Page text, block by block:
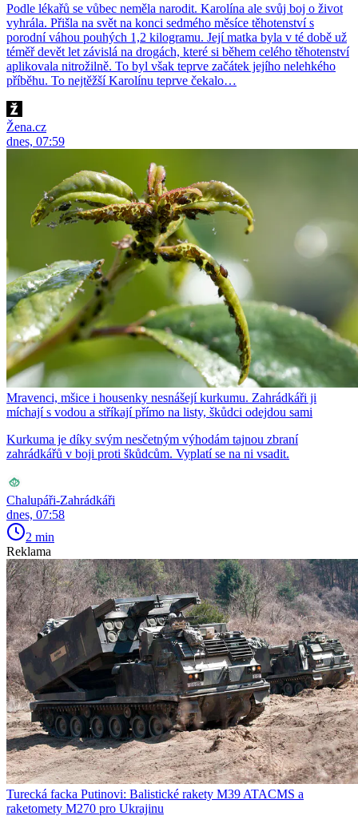
Podle lékařů se vůbec neměla narodit. Karolína ale svůj boj o život
vyhrála. Přišla na svět na konci sedmého měsíce těhotenství s
porodní váhou pouhých 1,2 kilogramu. Její matka byla v té době už
téměř devět let závislá na drogách, které si během celého těhotenství
aplikovala nitrožilně. To byl však teprve začátek jejího nelehkého
příběhu. To nejtěžší Karolínu teprve čekalo…
Žena.cz
dnes, 07:59
Mravenci, mšice i housenky nesnášejí kurkumu. Zahrádkáři ji
míchají s vodou a stříkají přímo na listy, škůdci odejdou sami
Kurkuma je díky svým nesčetným výhodám tajnou zbraní
zahrádkářů v boji proti škůdcům. Vyplatí se na ni vsadit.
Chalupáři-Zahrádkáři
dnes, 07:58
2 min
Reklama
Turecká facka Putinovi: Balistické rakety M39 ATACMS a
raketomety M270 pro Ukrajinu